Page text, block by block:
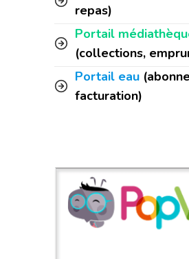
repas)
Portail
(collections,
Portail eau
facturation)